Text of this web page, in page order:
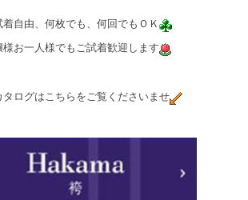
着自由、何枚でも、何回でもＯＫ
様お一人様でもご試着歓迎します
タログはこちらをご覧くださいませ